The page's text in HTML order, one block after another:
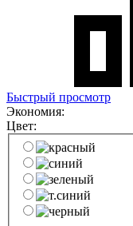
Быстрый просмотр
Экономия:
Цвет: